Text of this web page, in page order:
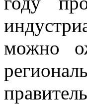
можно